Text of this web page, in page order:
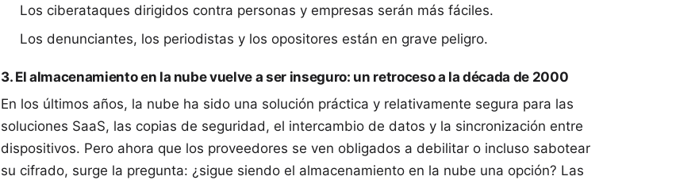
Los ciberataques dirigidos contra personas y empresas serán más fáciles.
Los denunciantes, los periodistas y los opositores están en grave peligro.
3. El almacenamiento en la nube vuelve a ser inseguro: un retroceso a la década de 2000
En los últimos años, la nube ha sido una solución práctica y relativamente segura para las
soluciones SaaS, las copias de seguridad, el intercambio de datos y la sincronización entre
dispositivos. Pero ahora que los proveedores se ven obligados a debilitar o incluso sabotear
su cifrado, surge la pregunta: ¿sigue siendo el almacenamiento en la nube una opción? Las